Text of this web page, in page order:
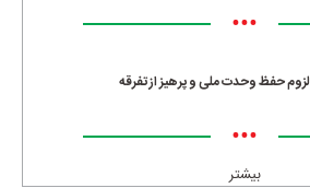
•••
لزوم حفظ وحدت ملی و پرهیز از تفرقه
•••
بیشتر